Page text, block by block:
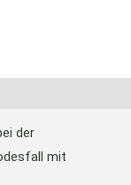
der
mit